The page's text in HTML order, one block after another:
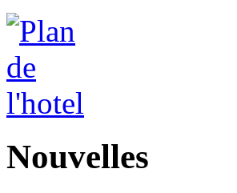
Nouvelles